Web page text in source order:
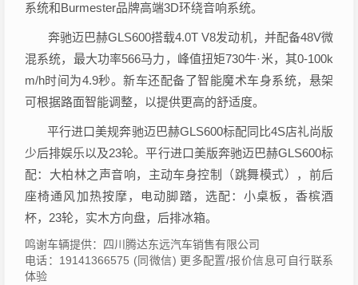
系统和Burmester品牌高端3D环绕音响系统。
奔驰迈巴赫GLS600搭载4.0T V8发动机，并配备48V微
混系统，最大功率566马力，峰值扭矩730牛·米，其0-100k
m/h时间为4.9秒。新车还配备了智能魔术车身系统，悬架
可根据路面智能调整，以提供更高的舒适度。
平行进口美规奔驰迈巴赫GLS600标配同比4S店礼尚版
少后排娱乐以及23轮。平行进口美版奔驰迈巴赫GLS600标
配：大柏林之声音响，主动车身控制（跳舞模式），前后
座椅通风加热按摩，电动脚踏，选配：小桌板，香槟酒
杯，23轮，实木方向盘，后排冰箱。
鸣谢车辆提供：四川腾达东远汽车销售有限公司
电话：19141366575 (同微信) 更多配置/报价信息可自行联系
体验